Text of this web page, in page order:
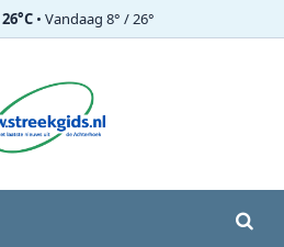
26°C • Vandaag 8° / 26°